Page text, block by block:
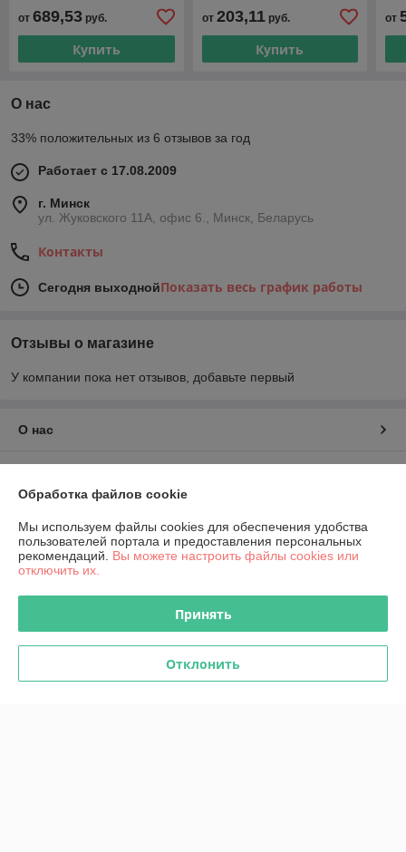
от 689,53 руб.
Купить
от 203,11руб.
Купить
от
О нас
33% положительных из 6 отзывов за год
Работает с 17.08.2009
г. Минск
ул. Жуковского 11А, офис 6., Минск, Беларусь
Контакты
Сегодня выходнойПоказать весь график работы
Отзывы о магазине
У компании пока нет отзывов, добавьте первый
О нас
График работы
Полная версия сайта
Политика обработки cookies
Сайт создан на платформе Deal.by
Обработка файлов cookie
Мы используем файлы cookies для обеспечения удобства
пользователей портала и предоставления персональных
рекомендаций. Вы можете настроить файлы cookies или
отключить их.
Принять
Отклонить